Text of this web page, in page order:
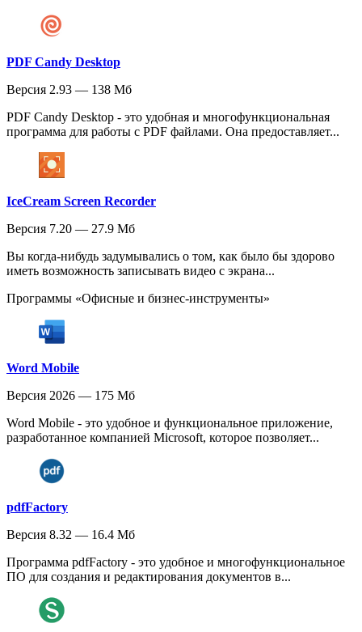
PDF Candy Desktop
Версия 2.93 — 138 Мб
PDF Candy Desktop - это удобная и многофункциональная
программа для работы с PDF файлами. Она предоставляет...
IceCream Screen Recorder
Версия 7.20 — 27.9 Мб
Вы когда-нибудь задумывались о том, как было бы здорово
иметь возможность записывать видео с экрана...
Программы «Офисные и бизнес-инструменты»
Word Mobile
Версия 2026 — 175 Мб
Word Mobile - это удобное и функциональное приложение,
разработанное компанией Microsoft, которое позволяет...
pdfFactory
Версия 8.32 — 16.4 Мб
Программа pdfFactory - это удобное и многофункциональное
ПО для создания и редактирования документов в...